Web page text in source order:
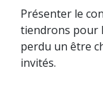
Présenter le
tiendrons pour
perdu un être
invités.